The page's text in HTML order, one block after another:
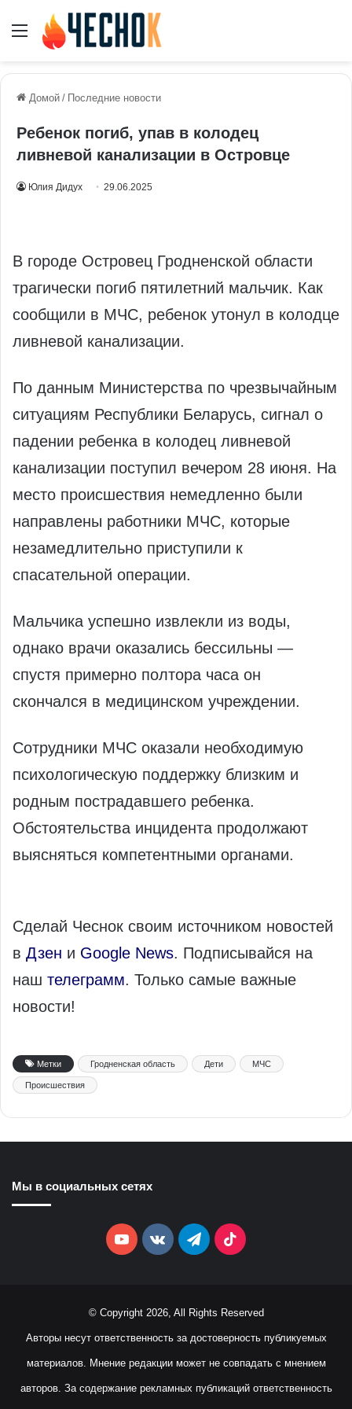
Меню
Домой / Последние новости
Ребенок погиб, упав в колодец
ливневой канализации в Островце
Юлия Дидух 29.06.2025
В городе Островец Гродненской области
трагически погиб пятилетний мальчик. Как
сообщили в МЧС, ребенок утонул в колодце
ливневой канализации.
По данным Министерства по чрезвычайным
ситуациям Республики Беларусь, сигнал о
падении ребенка в колодец ливневой
канализации поступил вечером 28 июня. На
место происшествия немедленно были
направлены работники МЧС, которые
незамедлительно приступили к
спасательной операции.
Мальчика успешно извлекли из воды,
однако врачи оказались бессильны —
спустя примерно полтора часа он
скончался в медицинском учреждении.​‍
Сотрудники МЧС оказали необходимую
психологическую поддержку близким и
родным пострадавшего ребенка.
Обстоятельства инцидента продолжают
выясняться компетентными органами.
Сделай Чеснок своим источником новостей
в Дзен и Google News. Подписывайся на
наш телеграмм. Только самые важные
новости!
Метки Гродненская область Дети МЧС
Происшествия
Мы в социальных сетях
YouTubevk.comTelegramTikTok
© Copyright 2026, All Rights Reserved
Авторы несут ответственность за достоверность публикуемых
материалов. Мнение редакции может не совпадать с мнением
авторов. За содержание рекламных публикаций ответственность